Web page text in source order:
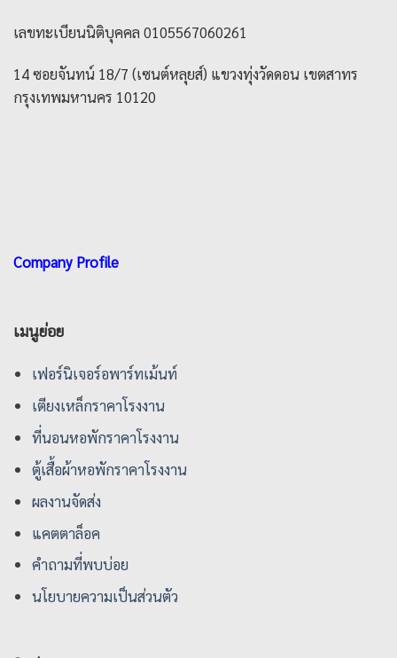
เลขทะเบียนนิติบุคคล 0105567060261
14 ซอยจันทน์ 18/7 (เซนต์หลุยส์) แขวงทุ่งวัดดอน เขตสาทร
กรุงเทพมหานคร 10120
Company Profile
เมนูย่อย
เฟอร์นิเจอร์อพาร์ทเม้นท์
เตียงเหล็กราคาโรงงาน
ที่นอนหอพักราคาโรงงาน
ตู้เสื้อผ้าหอพักราคาโรงงาน
ผลงานจัดส่ง
แคตตาล็อค
คําถามที่พบบ่อย
นโยบายความเป็นส่วนตัว